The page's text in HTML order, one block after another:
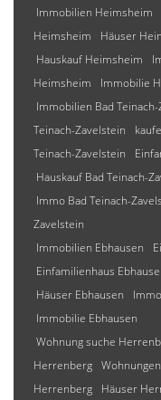
Immobilien Heimsheim
Heimsheim
Häuser
Hauskauf Heimsheim
Heimsheim
Immobilie
Immobilien Bad
Teinach-Zavelstein
Teinach-Zavelstein
Hauskauf Bad Teinach-
Immo Bad Teinach-
Zavelstein
Immobilien Ebhausen
Einfamilienhaus
Häuser Ebhausen
Immobilie Ebhausen
Wohnung suche
Herrenberg
Herrenberg
Häuser